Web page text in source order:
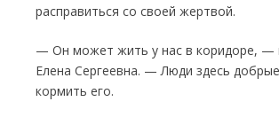
расправиться со своей жертвой.
— Он может жить у нас в коридоре, —
Елена Сергеевна. — Люди здесь
кормить его.